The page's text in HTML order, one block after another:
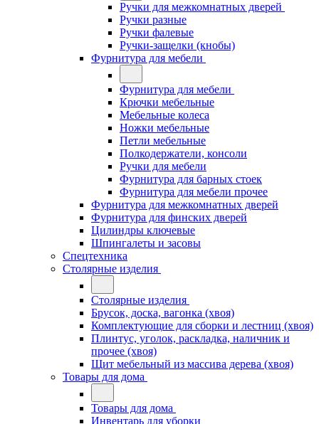
Ручки для межкомнатных дверей
Ручки разные
Ручки фалевые
Ручки-защелки (кнобы)
Фурнитура для мебели
Фурнитура для мебели
Крючки мебельные
Мебельные колеса
Ножки мебельные
Петли мебельные
Полкодержатели, консоли
Ручки для мебели
Фурнитура для барных стоек
Фурнитура для мебели прочее
Фурнитура для межкомнатных дверей
Фурнитура для финских дверей
Цилиндры ключевые
Шпингалеты и засовы
Спецтехника
Столярные изделия
Столярные изделия
Брусок, доска, вагонка (хвоя)
Комплектующие для сборки и лестниц (хвоя)
Плинтус, уголок, раскладка, наличник и
прочее (хвоя)
Щит мебельный из массива дерева (хвоя)
Товары для дома
Товары для дома
Инвентарь для уборки